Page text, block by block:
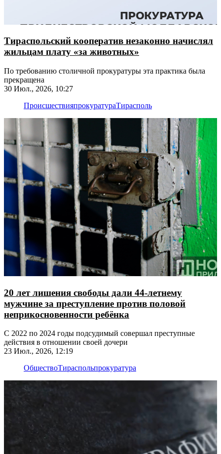
Тираспольский кооператив незаконно начислял
жильцам плату «за животных»
По требованию столичной прокуратуры эта практика была
прекращена
30 Июл., 2026, 10:27
ПроисшествияпрокуратураТирасполь
20 лет лишения свободы дали 44-летнему
мужчине за преступление против половой
неприкосновенности ребёнка
С 2022 по 2024 годы подсудимый совершал преступные
действия в отношении своей дочери
23 Июл., 2026, 12:19
ОбществоТираспольпрокуратура